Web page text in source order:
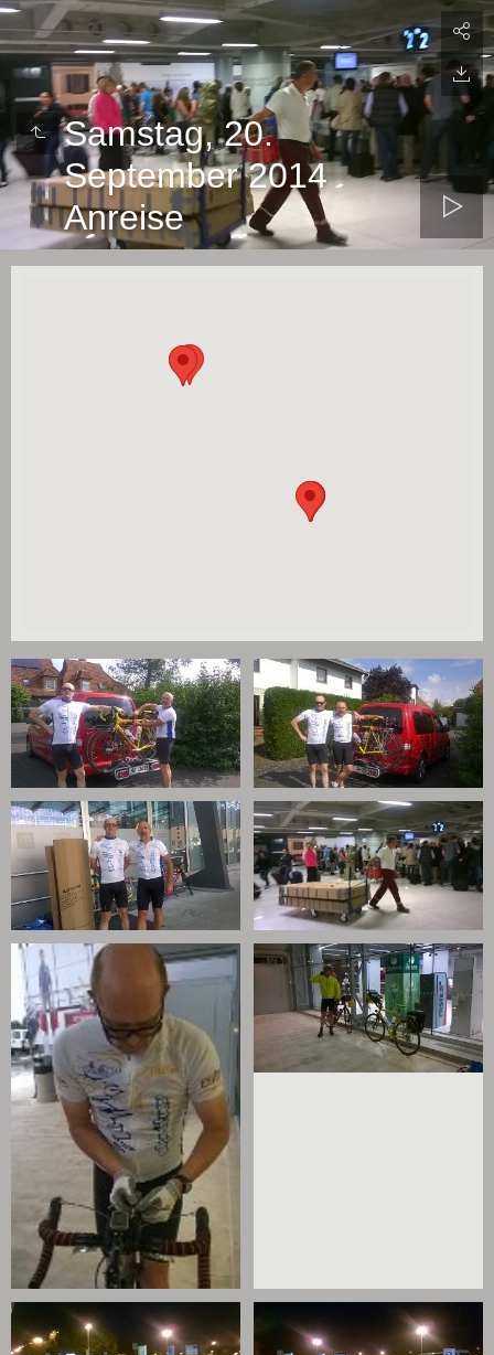
Samstag, 20.
September 2014
Anreise